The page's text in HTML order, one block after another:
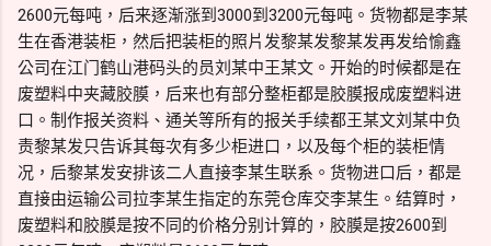
2600元每吨，后来逐渐涨到3000到3200元每吨。货物都是李某
生在香港装柜，然后把装柜的照片发黎某发黎某发再发给愉鑫
公司在江门鹤山港码头的员刘某中王某文。开始的时候都是在
废塑料中夹藏胶膜，后来也有部分整柜都是胶膜报成废塑料进
口。制作报关资料、通关等所有的报关手续都王某文刘某中负
责黎某发只告诉其每次有多少柜进口，以及每个柜的装柜情
况，后黎某发安排该二人直接李某生联系。货物进口后，都是
直接由运输公司拉李某生指定的东莞仓库交李某生。结算时，
废塑料和胶膜是按不同的价格分别计算的，胶膜是按2600到